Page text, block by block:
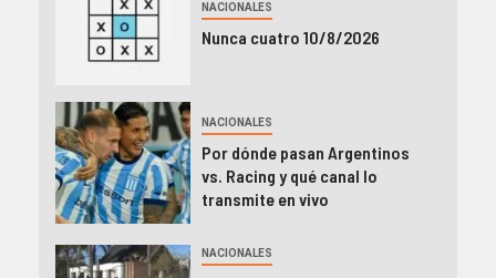
NACIONALES
Nunca cuatro 10/8/2026
NACIONALES
Por dónde pasan Argentinos
vs. Racing y qué canal lo
transmite en vivo
NACIONALES